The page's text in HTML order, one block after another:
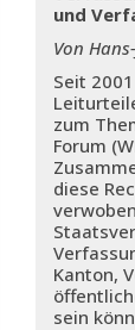
und
Von
Seit
zum
Forum
diese
Kanton,
sein